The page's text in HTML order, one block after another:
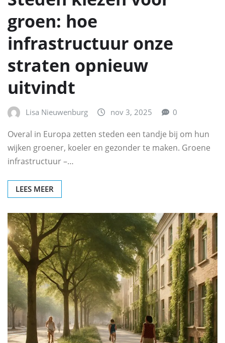
groen: hoe
infrastructuur onze
straten opnieuw
uitvindt
Lisa Nieuwenburg nov 3, 2025 0
Overal in Europa zetten steden een tandje bij om hun
wijken groener, koeler en gezonder te maken. Groene
infrastructuur –…
LEES MEER